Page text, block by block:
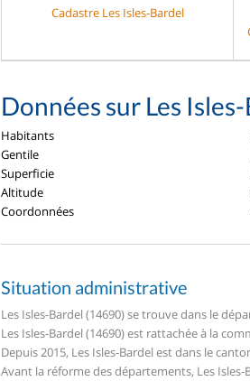
Cadastre Les Isles-Bardel
Données sur Les
Habitants
Gentile
Superficie
Altitude
Coordonnées
Situation administrative
Les Isles-Bardel (14690) se trouve dans le
Les Isles-Bardel (14690) est rattachée à la
Depuis 2015, Les Isles-Bardel est dans le
Avant la réforme des départements, Les